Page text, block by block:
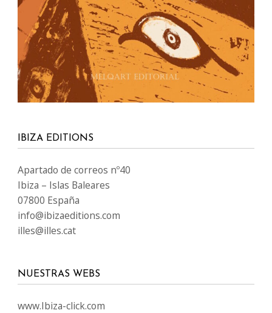
IBIZA EDITIONS
Apartado de correos nº40
Ibiza – Islas Baleares
07800 España
info@ibizaeditions.com
illes@illes.cat
NUESTRAS WEBS
www.Ibiza-click.com